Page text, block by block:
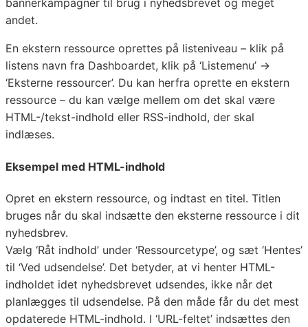
bannerkampagner til brug i nyhedsbrevet og meget
andet.
En ekstern ressource oprettes på listeniveau – klik på
listens navn fra Dashboardet, klik på ‘Listemenu’ →
‘Eksterne ressourcer’. Du kan herfra oprette en ekstern
ressource – du kan vælge mellem om det skal være
HTML-/tekst-indhold eller RSS-indhold, der skal
indlæses.
Eksempel med HTML-indhold
Opret en ekstern ressource, og indtast en titel. Titlen
bruges når du skal indsætte den eksterne ressource i dit
nyhedsbrev.
Vælg ‘Råt indhold’ under ‘Ressourcetype’, og sæt ‘Hentes’
til ‘Ved udsendelse’. Det betyder, at vi henter HTML-
indholdet idet nyhedsbrevet udsendes, ikke når det
planlægges til udsendelse. På den måde får du det mest
opdaterede HTML-indhold. I ‘URL-feltet’ indsættes den